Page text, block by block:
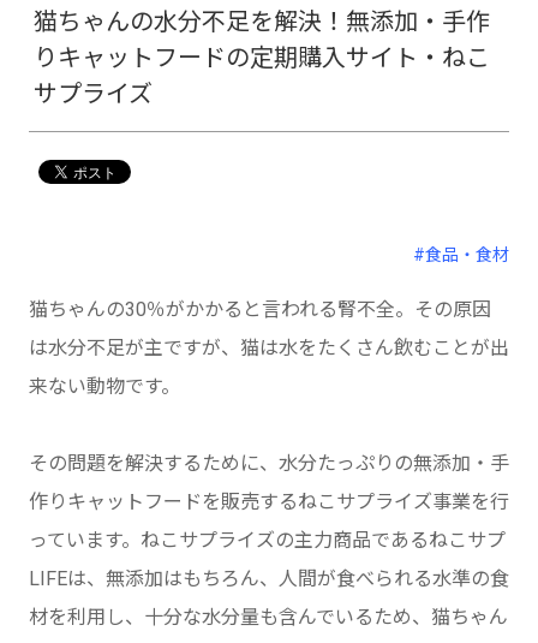
猫ちゃんの水分不足を解決！無添加・手作
りキャットフードの定期購入サイト・ねこ
サプライズ
#食品・食材
猫ちゃんの30％がかかると言われる腎不全。その原因
は水分不足が主ですが、猫は水をたくさん飲むことが出
来ない動物です。
その問題を解決するために、水分たっぷりの無添加・手
作りキャットフードを販売するねこサプライズ事業を行
っています。ねこサプライズの主力商品であるねこサプ
LIFEは、無添加はもちろん、人間が食べられる水準の食
材を利用し、十分な水分量も含んでいるため、猫ちゃん